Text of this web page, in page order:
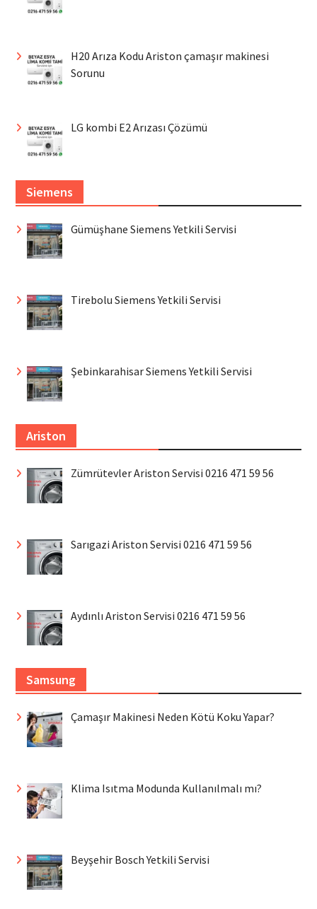
H20 Arıza Kodu Ariston çamaşır makinesi
Sorunu
LG kombi E2 Arızası Çözümü
Siemens
Gümüşhane Siemens Yetkili Servisi
Tirebolu Siemens Yetkili Servisi
Şebinkarahisar Siemens Yetkili Servisi
Ariston
Zümrütevler Ariston Servisi 0216 471 59 56
Sarıgazi Ariston Servisi 0216 471 59 56
Aydınlı Ariston Servisi 0216 471 59 56
Samsung
Çamaşır Makinesi Neden Kötü Koku Yapar?
Klima Isıtma Modunda Kullanılmalı mı?
Beyşehir Bosch Yetkili Servisi